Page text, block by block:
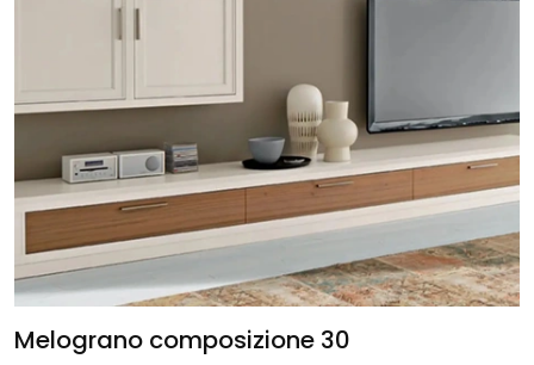
Melograno composizione 30